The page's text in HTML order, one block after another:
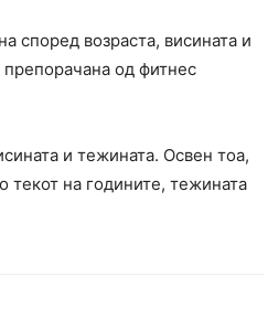
според возраста, висината и
од фитнес
и тежината. Освен тоа,
текот на годините, тежината